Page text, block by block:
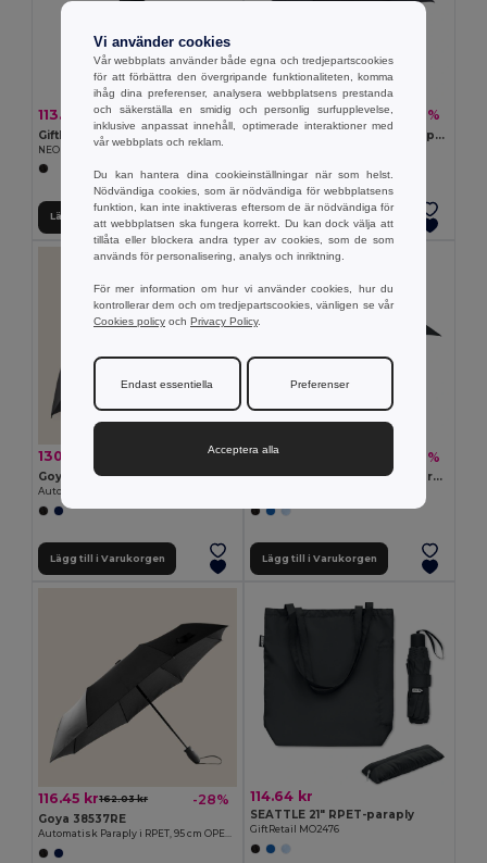
113.58 kr168.83 kr -33%
GiftRetail MO8584
NEON 21 tum vikbart paraply
Lägg till i Varukorgen
107.95 kr 159.27 kr -32%
HAARLEM 21'' paraply auto-öppning
+3 Färger
Lägg till i Varukorgen
130.16 kr -31%
Goya 52517
Lägg till i Varukorgen
159.06 kr -42%
LEEDS 23'' RPET kompaktparaply
Lägg till i Varukorgen
116.45 kr162.03 kr -28%
Goya 38537RE
Automatisk Paraply i RPET, 95 cm OPEN&CLOSE
114.64 kr
SEATTLE 21" RPET-paraply
GiftRetail MO2476
Vi använder cookies
Vår webbplats använder både egna och tredjepartscookies
för att förbättra den övergripande funktionaliteten, komma
ihåg dina preferenser, analysera webbplatsens prestanda
och säkerställa en smidig och personlig surfupplevelse,
inklusive anpassat innehåll, optimerade interaktioner med
vår webbplats och reklam.
Du kan hantera dina cookieinställningar när som helst.
Nödvändiga cookies, som är nödvändiga för webbplatsens
funktion, kan inte inaktiveras eftersom de är nödvändiga för
att webbplatsen ska fungera korrekt. Du kan dock välja att
tillåta eller blockera andra typer av cookies, som de som
används för personalisering, analys och inriktning.
För mer information om hur vi använder cookies, hur du
kontrollerar dem och om tredjepartscookies, vänligen se vår
Cookies policy och Privacy Policy.
Endast essentiella Preferenser
Acceptera alla